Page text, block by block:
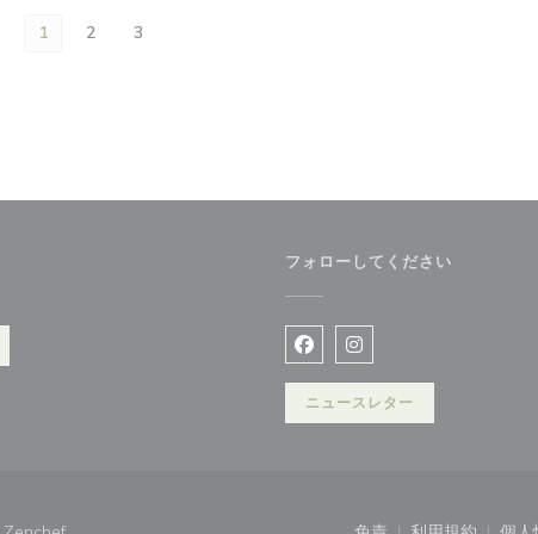
1 2 3
フォローしてください
Facebook ((新しいウィンド
Instagram ((新しいウ
ニュースレター